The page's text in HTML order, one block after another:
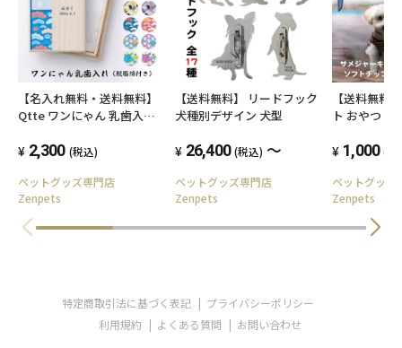
【名入れ無料・送料無料】
Qtte ワンにゃん 乳歯入れ
2,300 (税込)
ペットグッズ専門店
Zenpets
【送料無料】 リードフック
犬種別デザイン 犬型
26,400 (税込) ～
ペットグッズ専門店
Zenpets
【送料無料
ト おやつ 無
フトチップ
1,000 (税
ペットグッ
Zenpets
特定商取引法に基づく表記
プライバシーポリシー
利用規約
よくある質問 お問い合わせ